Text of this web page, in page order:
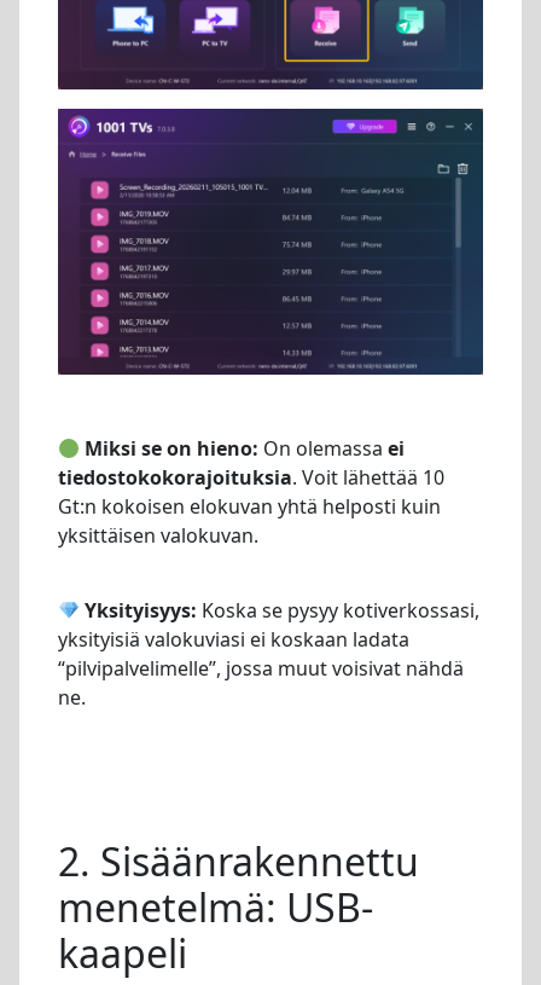
Miksi se on hieno: On olemassaei
tiedostokokorajoituksia. Voit lähettää 10
Gt:n kokoisen elokuvan yhtä helposti kuin
yksittäisen valokuvan.
Yksityisyys: Koska se pysyy kotiverkossasi,
yksityisiä valokuviasi ei koskaan ladata
“pilvipalvelimelle”, jossa muut voisivat nähdä
ne.
2. Sisäänrakennettu
menetelmä: USB-
kaapeli